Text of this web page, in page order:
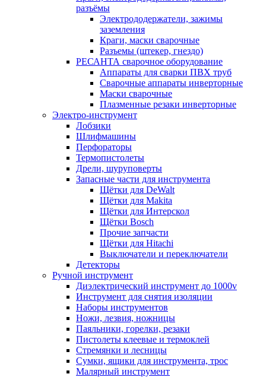
разъёмы
Электрододержатели, зажимы
заземления
Краги, маски сварочные
Разъемы (штекер, гнездо)
РЕСАНТА сварочное оборудование
Аппараты для сварки ПВХ труб
Сварочные аппараты инверторные
Маски сварочные
Плазменные резаки инверторные
Электро-инструмент
Лобзики
Шлифмашины
Перфораторы
Термопистолеты
Дрели, шуруповерты
Запасные части для инструмента
Щётки для DeWalt
Щётки для Makita
Щётки для Интерскол
Щётки Bosch
Прочие запчасти
Щётки для Hitachi
Выключатели и переключатели
Детекторы
Ручной инструмент
Диэлектрический инструмент до 1000v
Инструмент для снятия изоляции
Наборы инструментов
Ножи, лезвия, ножницы
Паяльники, горелки, резаки
Пистолеты клеевые и термоклей
Стремянки и лесницы
Сумки, ящики для инструмента, трос
Малярный инструмент